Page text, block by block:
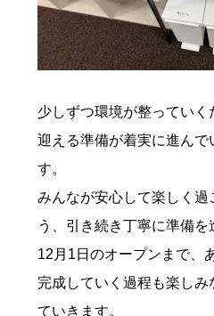
少しずつ環境が整ってい
迎える準備が着実に進んで
す。
みんなが安心して楽しく過
う、引き続き丁寧に準備を
12月1日のオープンまで
完成していく過程も楽しみ
ていきます。